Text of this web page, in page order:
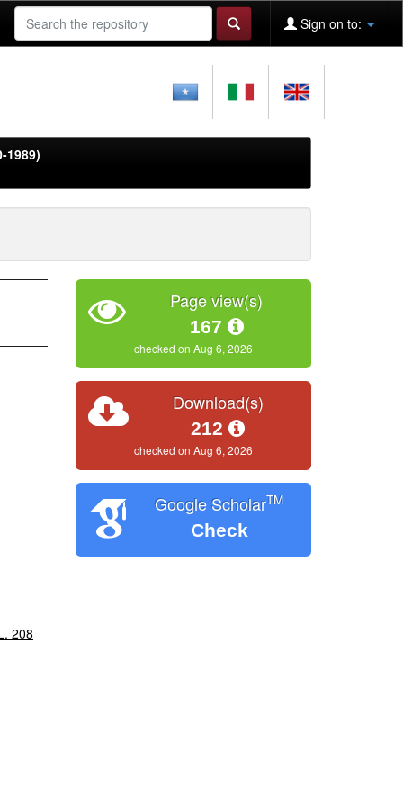
Sign on to:
1989)
208
Page view(s)
167
checked on Aug 6, 2026
Download(s)
212
checked on Aug 6, 2026
Google ScholarTM
Check